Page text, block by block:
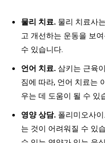
물리 치료. 물리 치료사
고 개선하는 운동을 보
수 있습니다.
언어 치료. 삼키는 근육
짐에 따라, 언어 치료는
우는 데 도움이 될 수 있
영양 상담. 폴리미오사
는 것이 어려워질 수 있